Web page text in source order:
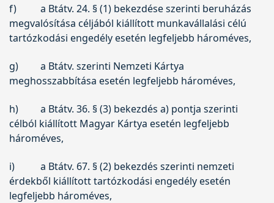
f)
a Btátv. 24. § (1) bekezdése szerinti beruházás
megvalósítása céljából kiállított munkavállalási célú
tartózkodási engedély esetén legfeljebb hároméves,
g)
a Btátv. szerinti Nemzeti Kártya
meghosszabbítása esetén legfeljebb hároméves,
h)
a Btátv. 36. § (3) bekezdés a) pontja szerinti
célból kiállított Magyar Kártya esetén legfeljebb
hároméves,
i)
a Btátv. 67. § (2) bekezdés szerinti nemzeti
érdekből kiállított tartózkodási engedély esetén
legfeljebb hároméves,